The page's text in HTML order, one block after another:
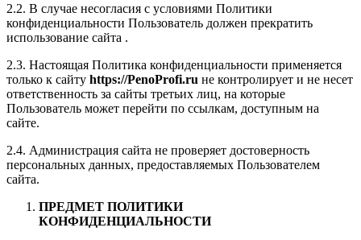
2.2. В случае несогласия с условиями Политики
конфиденциальности Пользователь должен прекратить
использование сайта .
2.3. Настоящая Политика конфиденциальности применяется
только к сайту https://PenoProfi.ru не контролирует и не несет
ответственность за сайты третьих лиц, на которые
Пользователь может перейти по ссылкам, доступным на
сайте.
2.4. Администрация сайта не проверяет достоверность
персональных данных, предоставляемых Пользователем
сайта.
ПРЕДМЕТ ПОЛИТИКИ
КОНФИДЕНЦИАЛЬНОСТИ